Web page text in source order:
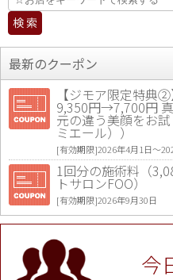
最新のクーポン
【ジモア限定特典
9,350円→7,700円
元の違う美顔をお
ミエール））
[有効期限]2026年4月1日〜
1回分の施術料（
トサロンFOO）
[有効期限]2026年9月30日
値段提示後「ジモ
P！※チケットと新
駅前店）
[有効期限]2026年9月30日
今